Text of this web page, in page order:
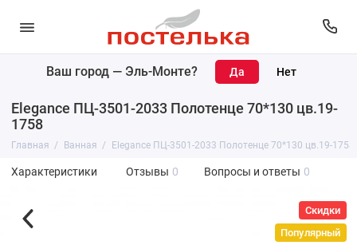
Ваш город — Эль-Монте?
Elegance ПЦ-3501-2033 Полотенце 70*130 цв.19-
1758
Главная Ванная Elegance ПЦ-3501-2033 Полотенце 70*130 цв.19-1758
Характеристики Отзывы 0 Вопросы и ответы 0
Скидки
Популярный